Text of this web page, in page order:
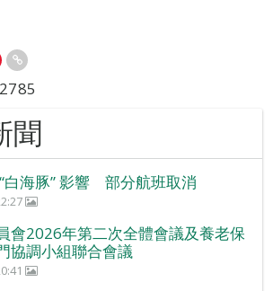
聞
白海豚” 影響 部分航班取消
會2026年第二次全體會議及養老保
協調小組聯合會議